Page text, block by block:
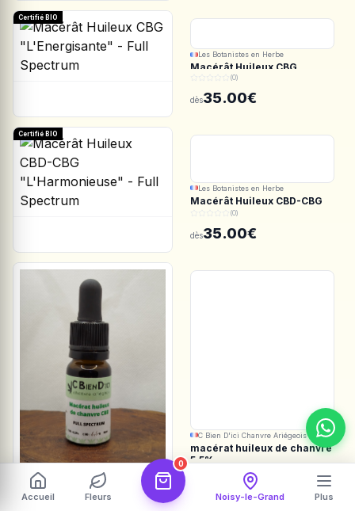
Certifié BIO
Les Botanistes en Herbe
Macérât Huileux CBG
"L'Energisante" - Full
Spectrum
(0)
dès35.00€
Certifié BIO
Les Botanistes en Herbe
Macérât Huileux CBD-CBG
"L'Harmonieuse" - Full
(0)
dès35.00€
C Bien D'ici Chanvre Ariégeois
macérat huileux de chanvre
5.5%
35.00€
Accueil Fleurs
0
Noisy-le-Grand Plus